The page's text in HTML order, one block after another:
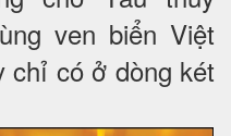
ven biển Việt
chỉ có ở dòng két